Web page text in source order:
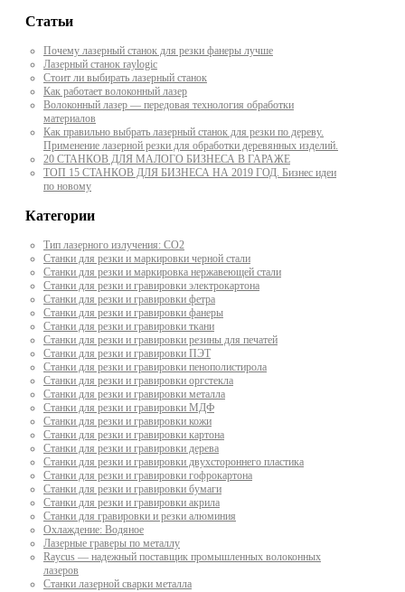
Статьи
Почему лазерный станок для резки фанеры лучше
Лазерный станок raylogic
Стоит ли выбирать лазерный станок
Как работает волоконный лазер
Волоконный лазер — передовая технология обработки
материалов
Как правильно выбрать лазерный станок для резки по дереву.
Применение лазерной резки для обработки деревянных изделий.
20 СТАНКОВ ДЛЯ МАЛОГО БИЗНЕСА В ГАРАЖЕ
ТОП 15 СТАНКОВ ДЛЯ БИЗНЕСА НА 2019 ГОД. Бизнес идеи
по новому
Категории
Тип лазерного излучения: СО2
Станки для резки и маркировки черной стали
Станки для резки и маркировка нержавеющей стали
Станки для резки и гравировки электрокартона
Станки для резки и гравировки фетра
Станки для резки и гравировки фанеры
Станки для резки и гравировки ткани
Станки для резки и гравировки резины для печатей
Станки для резки и гравировки ПЭТ
Станки для резки и гравировки пенополистирола
Станки для резки и гравировки оргстекла
Станки для резки и гравировки металла
Станки для резки и гравировки МДФ
Станки для резки и гравировки кожи
Станки для резки и гравировки картона
Станки для резки и гравировки дерева
Станки для резки и гравировки двухстороннего пластика
Станки для резки и гравировки гофрокартона
Станки для резки и гравировки бумаги
Станки для резки и гравировки акрила
Станки для гравировки и резки алюминия
Охлаждение: Водяное
Лазерные граверы по металлу
Raycus — надежный поставщик промышленных волоконных
лазеров
Cтанки лазерной сварки металла